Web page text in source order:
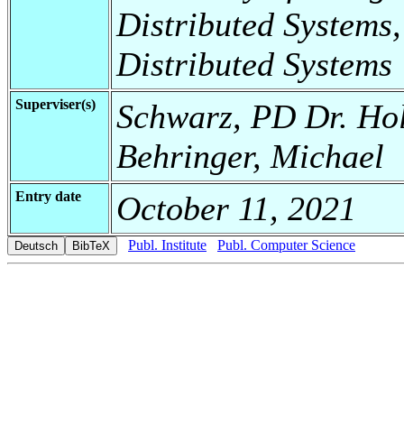
Distributed
Distributed Systems
Superviser(s)
Schwarz, PD Dr.
Behringer, Michael
Entry date October 11, 2021
Publ. Institute Publ. Computer Science